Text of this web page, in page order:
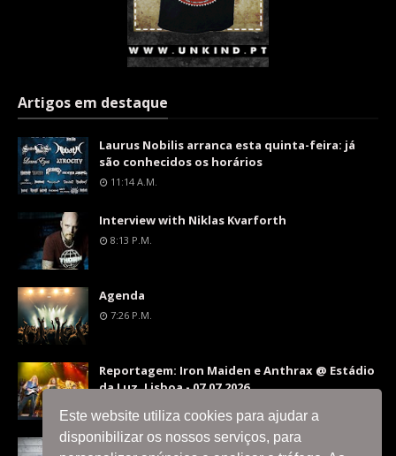
Este website utiliza cookies para ajudar a
disponibilizar os nossos serviços, para
Artigos em destaque
Laurus Nobilis arranca esta quinta-feira: já
são conhecidos os horários
11:14 A.m.
Interview with Niklas Kvarforth
8:13 P.m.
Agenda
7:26 P.m.
Reportagem: Iron Maiden e Anthrax @ Estádio
da Luz, Lisboa - 07.07.2026
9:36 P.m.
Interview with Silent Skies